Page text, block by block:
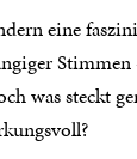
eine
was steckt